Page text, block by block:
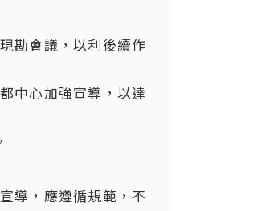
勘會議，以利後續作
中心加強宣導，以達
導，應遵循規範，不